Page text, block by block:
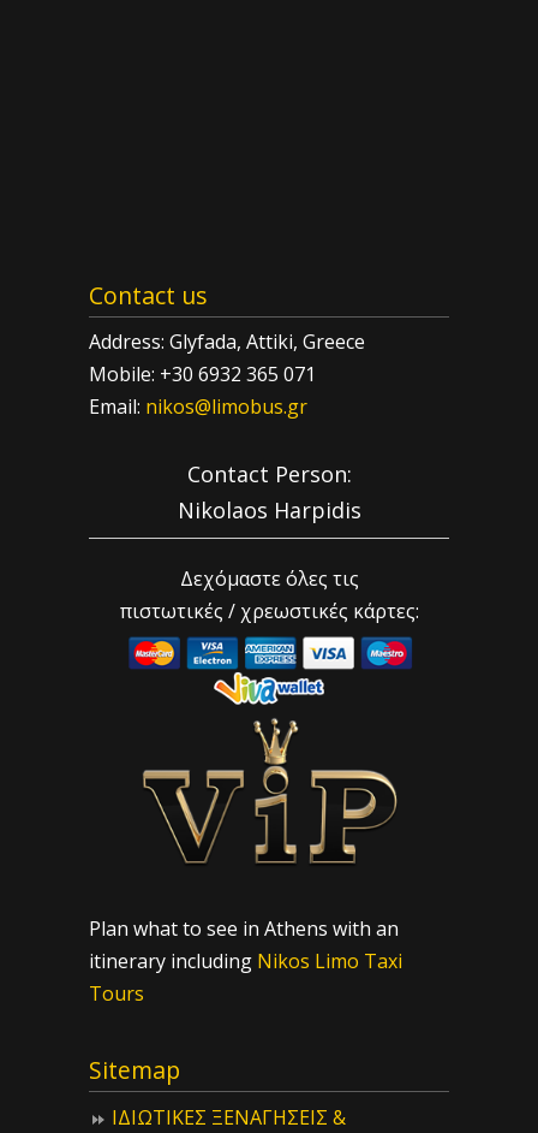
Contact us
Address: Glyfada, Attiki, Greece
Mobile: +30 6932 365 071
Email: nikos@limobus.gr
Contact Person:
Nikolaos Harpidis
Δεχόμαστε όλες τις
πιστωτικές / χρεωστικές κάρτες:
Plan what to see in Athens with an
itinerary including Nikos Limo Taxi
Tours
Sitemap
ΙΔIΩΤΙΚΕΣ ΞΕΝΑΓΗΣΕΙΣ &